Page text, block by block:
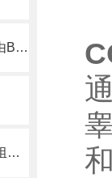
（EC9706细胞库*）血小板的寿命由Bcl-xL决定
（DuPro-1细胞库*）一厌氧菌基因组测序完成